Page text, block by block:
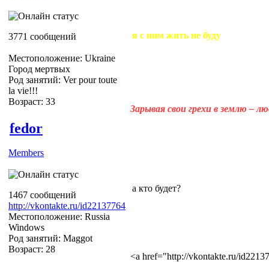
3771 сообщений
Местоположение: Ukraine
Город мертвых
Род занятий: Ver pour toute
la vie!!!
Возраст: 33
я с ним жить не буду
Зарывая свои грехи в землю –
fedor
Members
1467 сообщений
http://vkontakte.ru/id22137764
Местоположение: Russia
Windows
Род занятий: Maggot
Возраст: 28
а кто будет?
<a href="http://vkontakte.ru/